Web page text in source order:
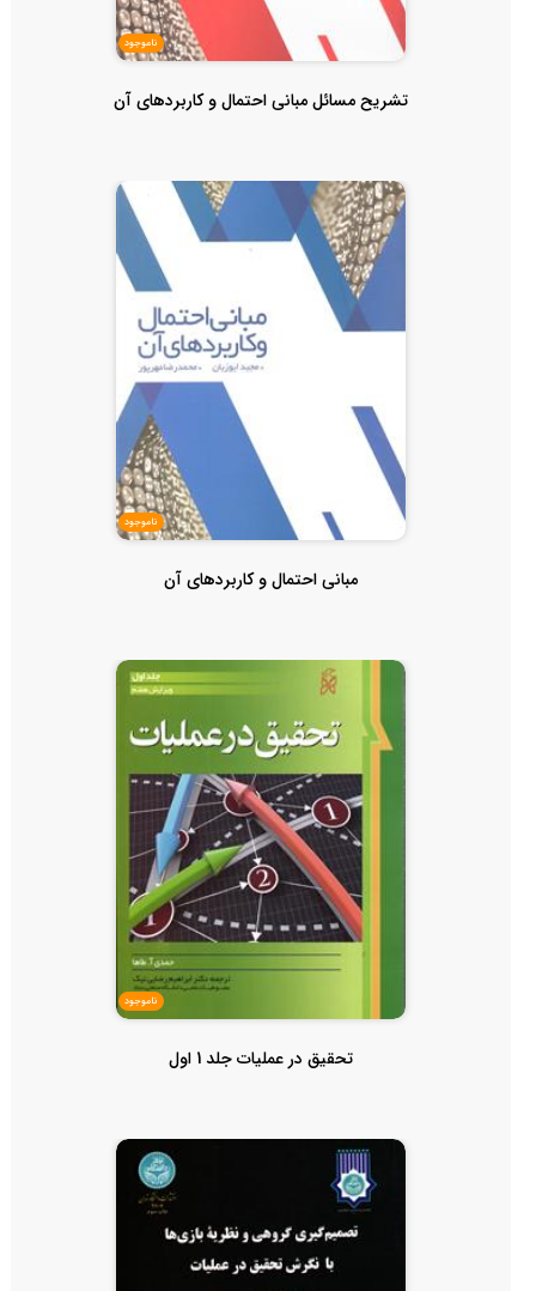
ناموجود
تشریح مسائل مبانی احتمال و کاربردهای آن
ناموجود
مبانی احتمال و کاربردهای آن
ناموجود
تحقیق در عملیات جلد 1 اول